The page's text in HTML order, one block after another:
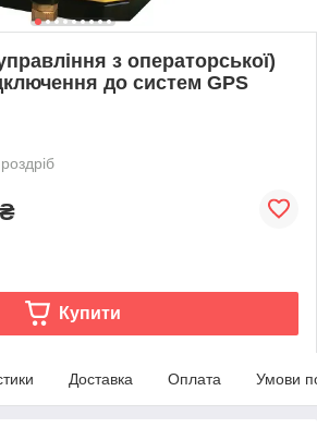
з операторської)
до систем GPS
₴
Купити
Доставка Оплата Умови